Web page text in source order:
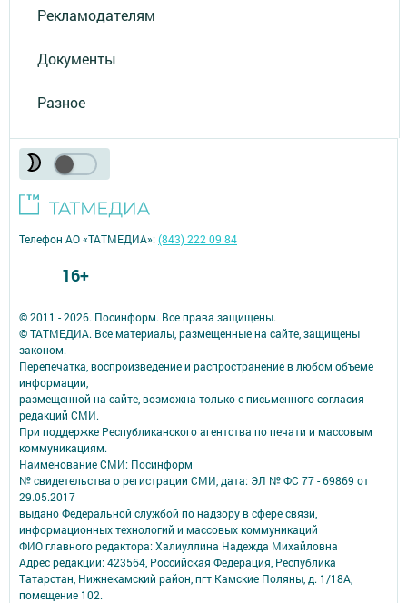
Рекламодателям
Документы
Разное
© 2011 - 2026. Посинформ. Все права защищены.
© ТАТМЕДИА. Все материалы, размещенные на сайте, защищены
законом.
Перепечатка, воспроизведение и распространение в любом объеме
информации,
размещенной на сайте, возможна только с письменного согласия
редакций СМИ.
При поддержке Республиканского агентства по печати и массовым
коммуникациям.
Наименование СМИ: Посинформ
№ свидетельства о регистрации СМИ, дата: ЭЛ № ФС 77 - 69869 от
29.05.2017
выдано Федеральной службой по надзору в сфере связи,
информационных технологий и массовых коммуникаций
ФИО главного редактора: Халиуллина Надежда Михайловна
Адрес редакции: 423564, Российская Федерация, Республика
Татарстан, Нижнекамский район, пгт Камские Поляны, д. 1/18А,
помещение 102.
Телефон АО «ТАТМЕДИА»:(843) 222 09 84
16+